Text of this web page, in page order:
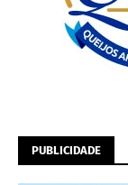
PUBLICIDADE